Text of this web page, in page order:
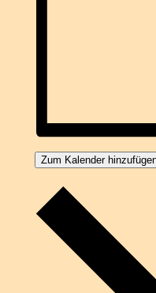
Zum Kalender